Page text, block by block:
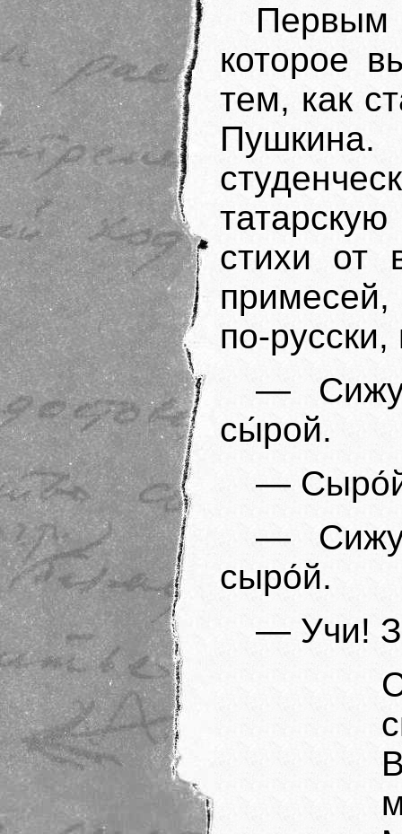
Первым
которое
тем, как
стихи от
по-
— Сижу
сы́рой.
—
— Сижу
сыро́й.
— Учи!